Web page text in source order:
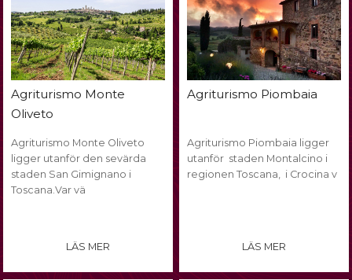
Agriturismo Monte
Oliveto
Agriturismo Monte Oliveto
ligger utanför den sevärda
staden San Gimignano i
Toscana.Var vä
LÄS MER
Agriturismo Piombaia
Agriturismo Piombaia ligger
utanför staden Montalcino i
regionen Toscana, i Crocina v
LÄS MER